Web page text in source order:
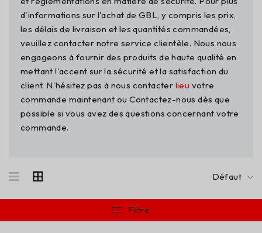
d'informations sur l'achat de GBL, y compris les prix,
les délais de livraison et les quantités commandées,
veuillez contacter notre service clientèle. Nous nous
engageons à fournir des produits de haute qualité en
mettant l'accent sur la sécurité et la satisfaction du
client. N'hésitez pas à nous contacter lieu votre
commande maintenant ou Contactez-nous dès que
possible si vous avez des questions concernant votre
commande.
Défaut
Filtre